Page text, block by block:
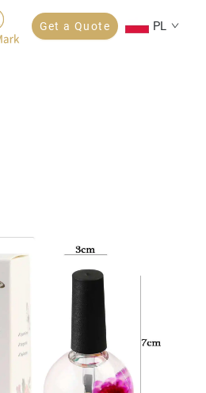
Get a Quote PL